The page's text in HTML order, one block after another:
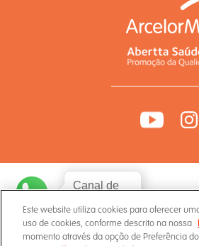
Termos de Uso
Canal de
Este website utiliza cookies para oferecer
uso de cookies, conforme descrito na nossa
momento através da opção de Preferência